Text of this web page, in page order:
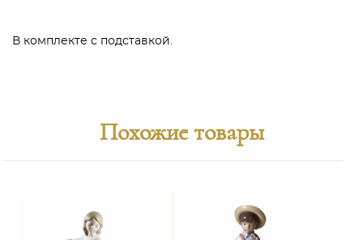
В комплекте с подставкой.
Похожие товары